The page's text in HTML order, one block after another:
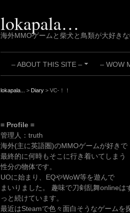
lokapala…
海外MMOゲームと柴犬と鳥類が大好き
+
– ABOUT THIS SITE – – WOW
lokapala... > Diary > VC-！！
= Profile =
管理人：truth
海外(主に英語圏)のMMOゲームが好きで
最終的に何時もそこに行き着いてしまう
性分の物体です。
UOに始まり、EQやWoW等を遊んで
まいりました。 趣味で刀剣乱舞onlineは
っと続けています。
最近はSteamで色々面白そうなゲームを